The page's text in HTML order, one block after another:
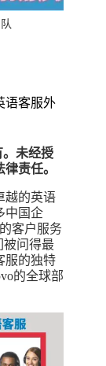
语客服外
。未经授
责任。
越的英语
中国企
客户服务
被问得最
服的独特
的全球部